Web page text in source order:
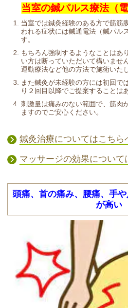
当室の鍼パルス療法（
当室では鍼灸経験のある方で筋筋
われる症状には鍼通電法（鍼パル
す。
もちろん強制するようなことはあ
い方は断っていただいて構いません
運動療法など他の方法で施術いた
また鍼灸が未経験の方には初回で
り２回目以降でご提案することは
刺激量は痛みのない範囲で、筋肉
ますのでご安心ください。
鍼灸治療についてはこちら
マッサージの効果について
頭痛、首の痛み、腰痛、手
が高い